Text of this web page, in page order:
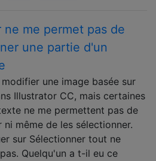
ne me permet pas de
une partie d'un
une image basée sur
Illustrator CC, mais certaines
ne me permettent pas de
ni même de les sélectionner.
sur Sélectionner tout ne
Quelqu'un a t-il eu ce